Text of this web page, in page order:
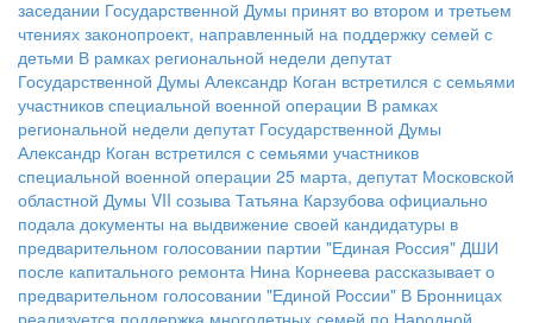
заседании Государственной Думы принят во втором и третьем
чтениях законопроект, направленный на поддержку семей с
детьми В рамках региональной недели депутат
Государственной Думы Александр Коган встретился с семьями
участников специальной военной операции В рамках
региональной недели депутат Государственной Думы
Александр Коган встретился с семьями участников
специальной военной операции 25 марта, депутат Московской
областной Думы VII созыва Татьяна Карзубова официально
подала документы на выдвижение своей кандидатуры в
предварительном голосовании партии "Единая Россия" ДШИ
после капитального ремонта Нина Корнеева рассказывает о
предварительном голосовании "Единой России" В Бронницах